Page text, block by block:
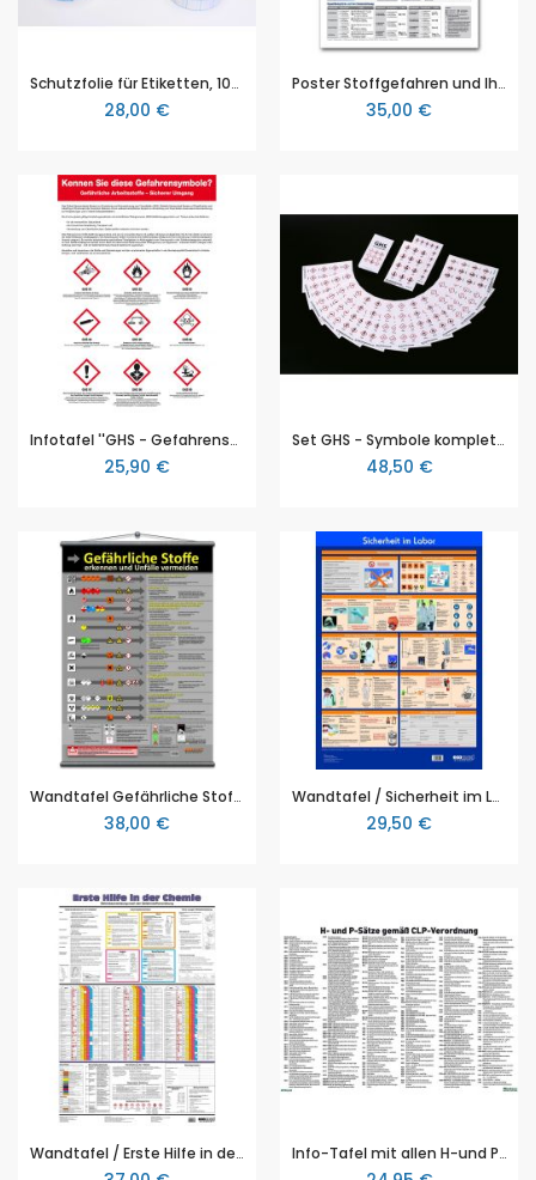
Schutzfolie für Etiketten, 10cm, Rolle mit 25m Länge
28,00 €
Poster Stoffgefahren und Ihre Kennzeichnung, Poster DIN A1 (49,1 x 84 cm)
35,00 €
Infotafel ''GHS - Gefahrensymbole'', Symbole gemäß GHS, Kunststoff-Tafel, 600 x 400 mm
25,90 €
Set GHS - Symbole komplett, GHS 01 bis GHS 09, (14 Bögen á 30 Stück, Größe 18 x 26 mm)
48,50 €
Wandtafel Gefährliche Stoffe erkennen, Wandtafel-Größe 70 x 100 cm , mit Aufhängekordel
38,00 €
Wandtafel / Sicherheit im Labor, Wandtafel-Größe 70 x 100 cm , mit Aufhängern
29,50 €
Wandtafel / Erste Hilfe in der Chemie, Wandtafel-Größe 70 x 100 cm , mit Aufhängern Info-Tafel mit allen H-und P-Sätzen gemäß CLP - Verordnung, Kunststoff-Tafel, 500 x 700 mm